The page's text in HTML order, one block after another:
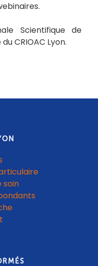
Scientifique de
CRIOAC Lyon
soin